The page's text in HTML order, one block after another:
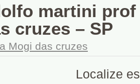
martini
cruzes – SP
Mogi das cruzes
Localize